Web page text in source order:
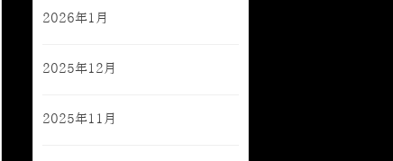
2026年1月
2025年12月
2025年11月